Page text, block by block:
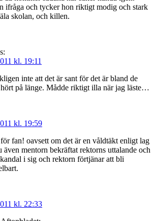
ifråga och tycker hon riktigt modig och stark
skolan, och killen.
kl. 19:11
inte att det är sant för det är bland de
hört på länge. Mådde riktigt illa när jag läste…
kl. 19:59
fan! oavsett om det är en våldtäkt enligt lag
även mentorn bekräftat rektorns uttalande och
i sig och rektorn förtjänar att bli
kl. 22:33